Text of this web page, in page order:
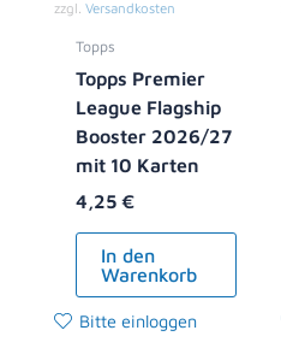
zzgl. Versandkosten
Topps
Topps Premier
League Flagship
Booster 2026/27
mit 10 Karten
4,25 €
In den
Warenkorb
Bitte einloggen